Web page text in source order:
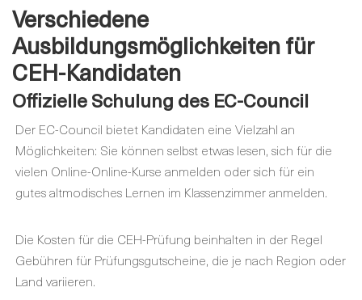
Verschiedene
Ausbildungsmöglichkeiten für
CEH-Kandidaten
Offizielle Schulung des EC-Council
Der EC-Council bietet Kandidaten eine Vielzahl an
Möglichkeiten: Sie können selbst etwas lesen, sich für die
vielen Online-Online-Kurse anmelden oder sich für ein
gutes altmodisches Lernen im Klassenzimmer anmelden.
Die Kosten für die CEH-Prüfung beinhalten in der Regel
Gebühren für Prüfungsgutscheine, die je nach Region oder
Land variieren.